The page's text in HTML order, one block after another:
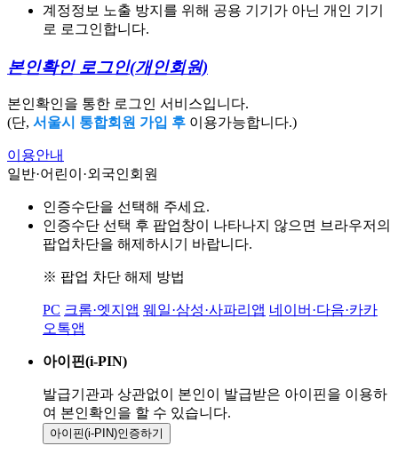
계정정보 노출 방지를 위해 공용 기기가 아닌 개인 기기
로 로그인합니다.
본인확인 로그인(개인회원)
본인확인을 통한 로그인 서비스입니다.
(단, 서울시 통합회원 가입 후 이용가능합니다.)
이용안내
일반·어린이·외국인회원
인증수단을 선택해 주세요.
인증수단 선택 후 팝업창이 나타나지 않으면 브라우저의
팝업차단을 해제하시기 바랍니다.
※ 팝업 차단 해제 방법
PC 크롬·엣지앱 웨일·삼성·사파리앱 네이버·다음·카카
오톡앱
아이핀(i-PIN)
발급기관과 상관없이 본인이 발급받은 아이핀을 이용하
여 본인확인을 할 수 있습니다.
아이핀(i-PIN)인증하기